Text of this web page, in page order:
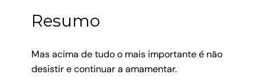
Resumo
Mas acima de tudo o mais importante é não
desistir e continuar a amamentar.